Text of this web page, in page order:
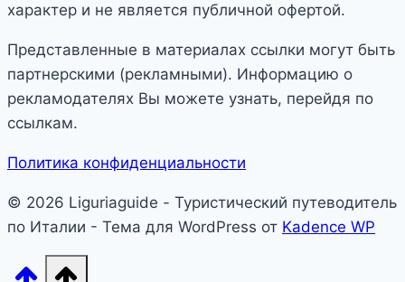
характер и не является публичной офертой.
Представленные в материалах ссылки могут быть
партнерскими (рекламными). Информацию о
рекламодателях Вы можете узнать, перейдя по
ссылкам.
Политика конфиденциальности
© 2026 Liguriaguide - Туристический путеводитель
по Италии - Тема для WordPress от Kadence WP